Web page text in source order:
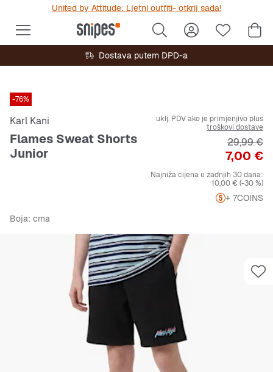
United by Attitude: Ljetni outfiti- otkrij sada!
Dostava putem DPD-a
-76%
Karl Kani
Flames Sweat Shorts
Junior
uklj. PDV ako je primjenjivo plus
troškovi dostave
Cijena
7,00 €
29,99 €
Najniža cijena u zadnjih 30 dana:
10,00 € (-30 %)
+ 7COINS
Boja: crna